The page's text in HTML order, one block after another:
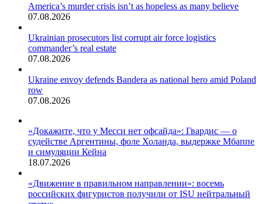
America’s murder crisis isn’t as hopeless as many believe
07.08.2026
Ukrainian prosecutors list corrupt air force logistics
commander’s real estate
07.08.2026
Ukraine envoy defends Bandera as national hero amid Poland
row
07.08.2026
«Докажите, что у Месси нет офсайда»: Гвардис — о
судействе Аргентины, фоле Холанда, выдержке Мбаппе
и симуляции Кейна
18.07.2026
«Движение в правильном направлении»: восемь
российских фигуристов получили от ISU нейтральный